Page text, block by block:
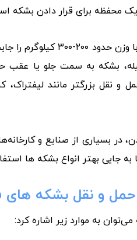
محفظه برای قرار دادن بشکه
با استفاده از چرخ دستی بشکه، می‌توان
بشکه به سمت جلو یا عقب
نقل بزرگتر مانند لیفتراک،
بسیاری از صنایع و
جایی بهتر انواع بشکه ها
حمل و نقل بشکه های
به موارد زیر اشاره کرد: